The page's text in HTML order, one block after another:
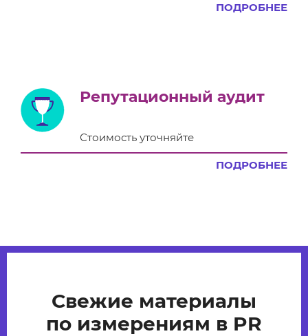
ПОДРОБНЕЕ
Репутационный аудит
Стоимость уточняйте
ПОДРОБНЕЕ
Свежие материалы
по измерениям в PR